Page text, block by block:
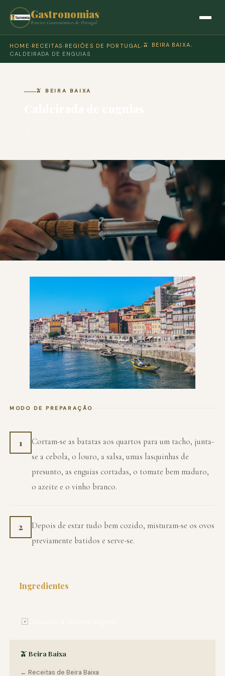
Gastronomias
Roteiro Gastronómico de Portugal
HOME › RECEITAS › REGIÕES DE PORTUGAL › 🫒 BEIRA BAIXA›
CALDEIRADA DE ENGUIAS
🫒 BEIRA BAIXA
MODO DE PREPARAÇÃO
1
Cortam-se as batatas aos quartos para um tacho, junta-
se a cebola, o louro, a salsa, umas lasquinhas de
presunto, as enguias cortadas, o tomate bem maduro,
o azeite e o vinho branco.
2
Depois de estar tudo bem cozido, misturam-se os ovos
previamente batidos e serve-se.
Ingredientes
✓
🫒 Beira Baixa
← Receitas de Beira Baixa